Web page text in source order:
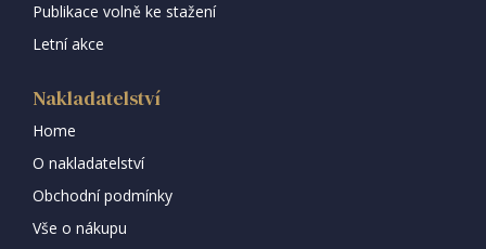
Publikace volně ke stažení
Letní akce
Nakladatelství
Home
O nakladatelství
Obchodní podmínky
Vše o nákupu